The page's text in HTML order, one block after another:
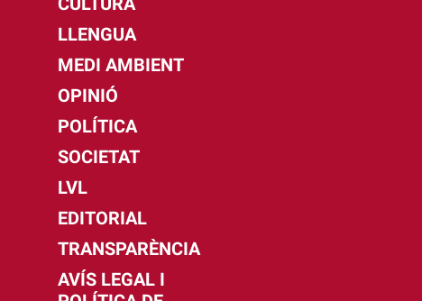
LLENGUA
MEDI AMBIENT
OPINIÓ
POLÍTICA
SOCIETAT
LVL
EDITORIAL
TRANSPARÈNCIA
AVÍS LEGAL I